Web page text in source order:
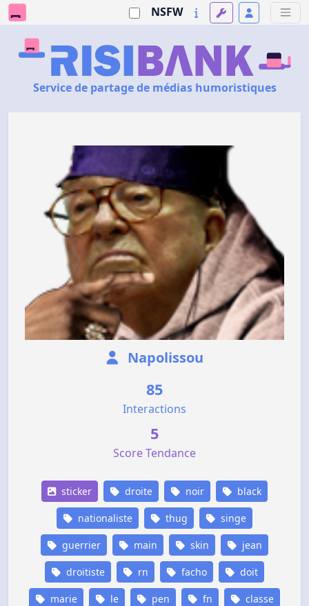
NSFW
Service de partage de médias humoristiques
Napolissou
85
Interactions
5
Score Tendance
sticker droite noir black
nationaliste thug singe
guerrier main skin jean
droitiste rn facho doit
marie le pen fn classe